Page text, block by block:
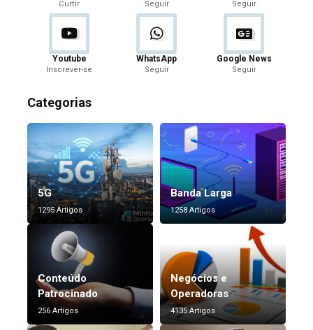
Curtir Seguir Seguir
Youtube
Inscrever-se
WhatsApp
Seguir
Google News
Seguir
Categorias
5G
1295 Artigos
Banda Larga
1258 Artigos
Conteúdo
Patrocinado
256 Artigos
Negócios e
Operadoras
4135 Artigos